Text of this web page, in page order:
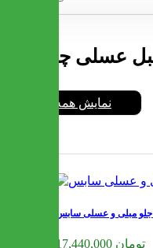
عسلی چوبی
نمایش همه
جلو مبلی و عسلی سابس
17,440,000 تومان